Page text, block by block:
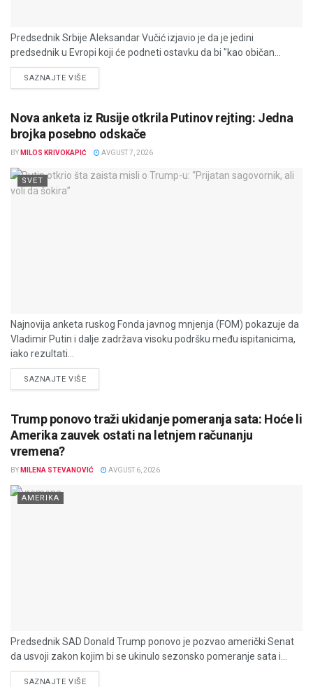
Predsednik Srbije Aleksandar Vučić izjavio je da je jedini
predsednik u Evropi koji će podneti ostavku da bi "kao običan...
SAZNAJTE VIŠEDETAILS
Nova anketa iz Rusije otkrila Putinov rejting: Jedna
brojka posebno odskače
BY MILOS KRIVOKAPIĆ AVGUST 7, 2026
SVET
Najnovija anketa ruskog Fonda javnog mnjenja (FOM) pokazuje da
Vladimir Putin i dalje zadržava visoku podršku među ispitanicima,
iako rezultati...
SAZNAJTE VIŠEDETAILS
Trump ponovo traži ukidanje pomeranja sata: Hoće li
Amerika zauvek ostati na letnjem računanju
vremena?
BY MILENA STEVANOVIĆ AVGUST 6, 2026
AMERIKA
Predsednik SAD Donald Trump ponovo je pozvao američki Senat
da usvoji zakon kojim bi se ukinulo sezonsko pomeranje sata i...
SAZNAJTE VIŠEDETAILS